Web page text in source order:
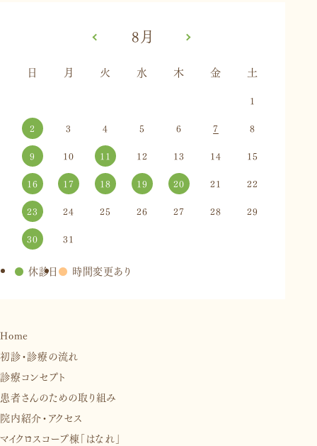
8月
日 月 火 水 木 金 土
1
2
3 4 5 6 7
8
9
10 11 12 13 14
15
16
17 18 19 20 21
22
23
24 25 26 27 28
29
30
31
● 休診日● 時間変更あり
Home
初診・診療の流れ
診療コンセプト
患者さんのための取り組み
院内紹介・アクセス
マイクロスコープ棟「はなれ」